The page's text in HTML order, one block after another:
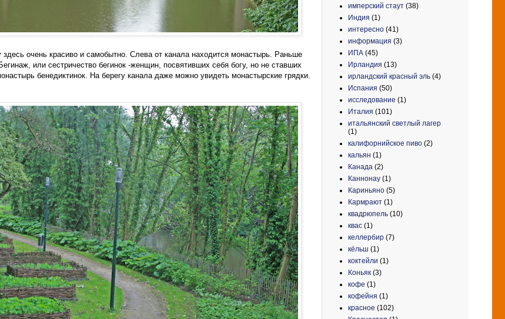
очень красиво и самобытно. Слева от канала находится монастырь. Раньше
или сестричество бегинок -женщин, посвятивших себя богу, но не ставших
бенедиктинок. На берегу канала даже можно увидеть монастырские грядки.
имперский стаут (38)
Индия (1)
интересно (41)
информация (3)
ИПА (45)
Ирландия (13)
ирландский красный эль (4)
Испания (50)
исследование (1)
Италия (101)
итальянский светлый лагер
(1)
калифорнийское пиво (2)
кальян (1)
Канада (2)
Каннонау (1)
Кариньяно (5)
Кармрают (1)
квадрюпель (10)
квас (1)
келлербир (7)
кёльш (1)
коктейли (1)
Коньяк (3)
кофе (1)
кофейня (1)
красное (102)